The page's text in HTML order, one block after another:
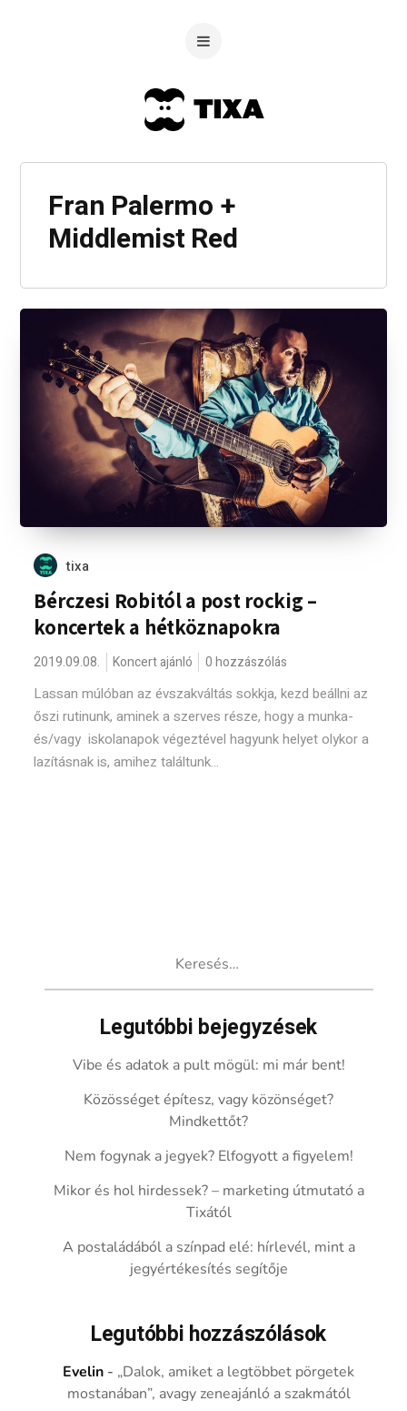
Fran Palermo +
Middlemist Red
tixa
Bérczesi Robitól a post rockig –
koncertek a hétköznapokra
2019.09.08. Koncert ajánló 0 hozzászólás
Lassan múlóban az évszakváltás sokkja, kezd beállni az
őszi rutinunk, aminek a szerves része, hogy a munka-
és/vagy iskolanapok végeztével hagyunk helyet olykor a
lazításnak is, amihez találtunk...
Legutóbbi bejegyzések
Vibe és adatok a pult mögül: mi már bent!
Közösséget építesz, vagy közönséget?
Mindkettőt?
Nem fogynak a jegyek? Elfogyott a figyelem!
Mikor és hol hirdessek? – marketing útmutató a
Tixától
A postaládából a színpad elé: hírlevél, mint a
jegyértékesítés segítője
Legutóbbi hozzászólások
Evelin - „Dalok, amiket a legtöbbet pörgetek
mostanában”, avagy zeneajánló a szakmától